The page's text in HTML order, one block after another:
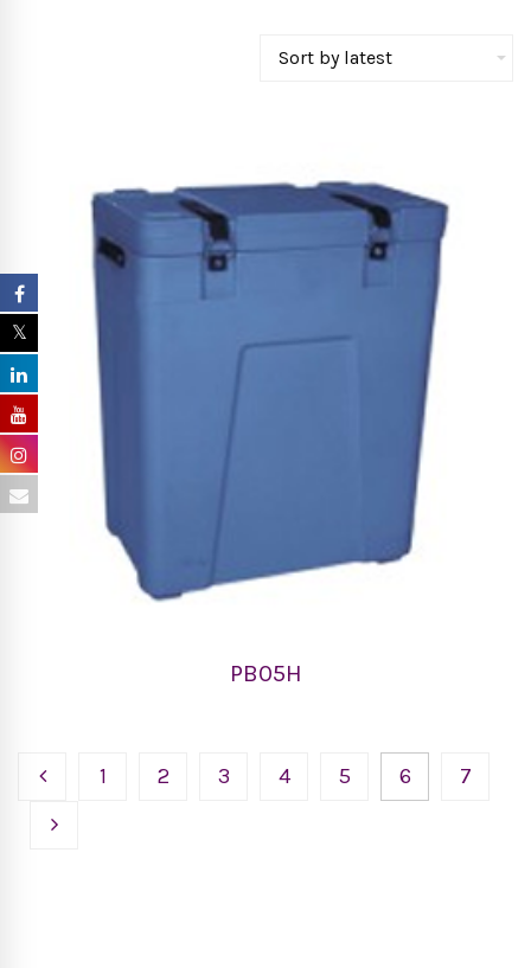
PB05H
1 2 3 4 5 6 7